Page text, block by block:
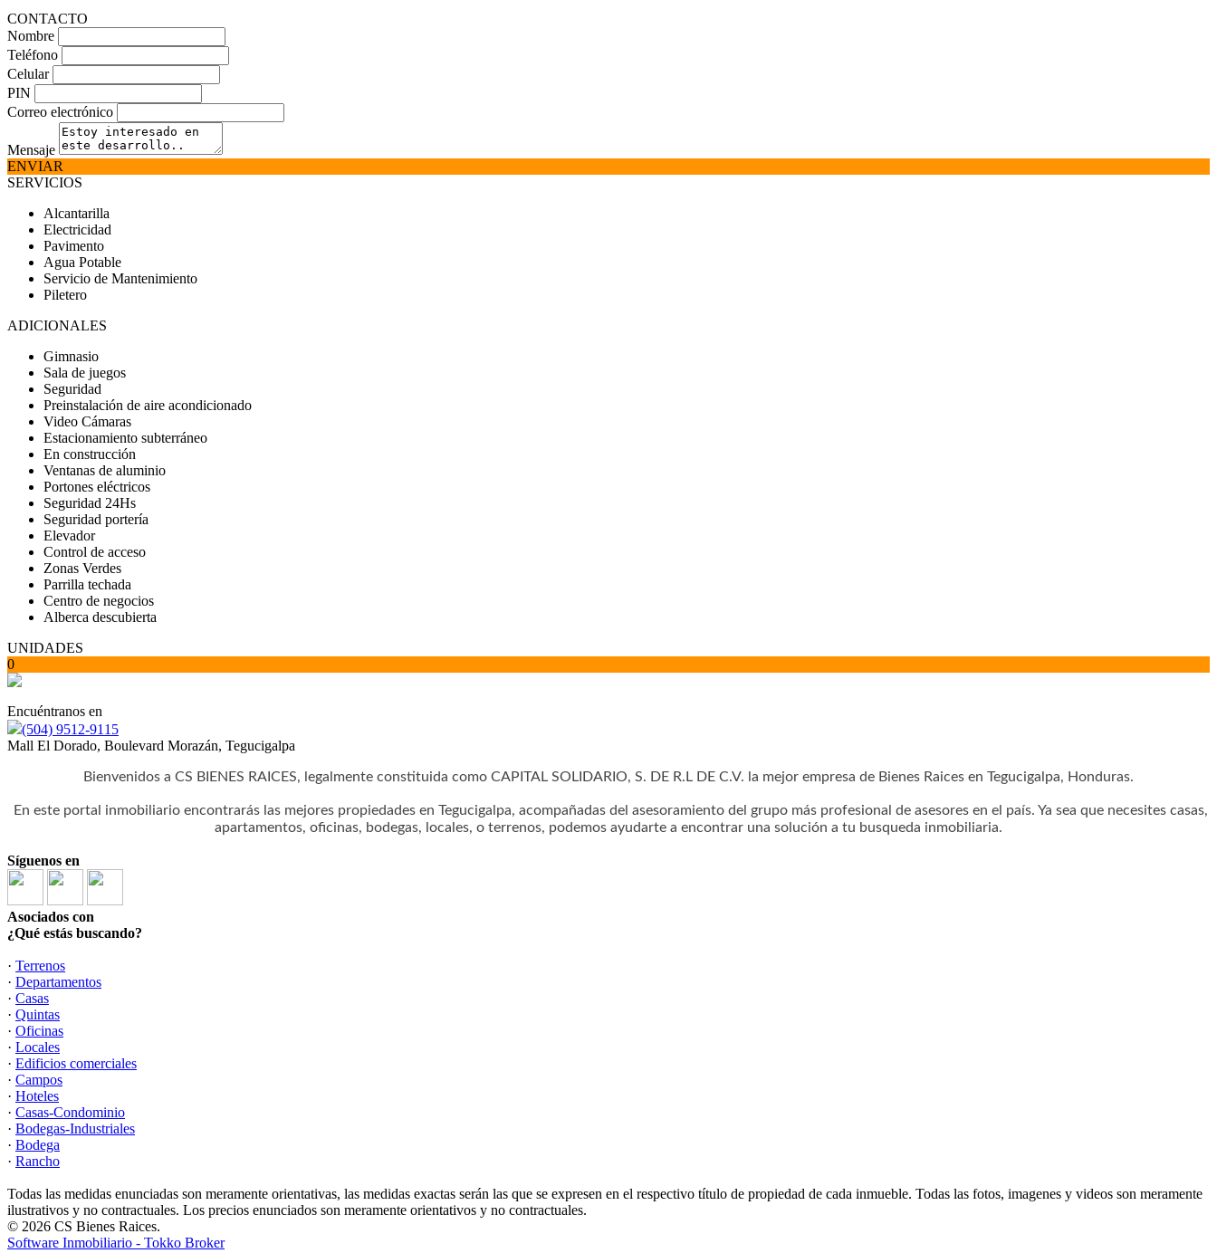
CONTACTO
Nombre
Teléfono
Celular
PIN
Correo electrónico
Mensaje
ENVIAR
SERVICIOS
Alcantarilla
Electricidad
Pavimento
Agua Potable
Servicio de Mantenimiento
Piletero
ADICIONALES
Gimnasio
Sala de juegos
Seguridad
Preinstalación de aire acondicionado
Video Cámaras
Estacionamiento subterráneo
En construcción
Ventanas de aluminio
Portones eléctricos
Seguridad 24Hs
Seguridad portería
Elevador
Control de acceso
Zonas Verdes
Parrilla techada
Centro de negocios
Alberca descubierta
UNIDADES
0
Encuéntranos en
(504) 9512-9115
Mall El Dorado, Boulevard Morazán, Tegucigalpa
Bienvenidos a CS BIENES RAICES, legalmente constituida como CAPITAL SOLIDARIO, S. DE R.L DE C.V. la mejor empresa de Bienes Raices en Tegucigalpa, Honduras.
En este portal inmobiliario encontrarás las mejores propiedades en Tegucigalpa, acompañadas del asesoramiento del grupo más profesional de asesores en el país. Ya sea que necesites casas,
apartamentos, oficinas, bodegas, locales, o terrenos, podemos ayudarte a encontrar una solución a tu busqueda inmobiliaria.
Síguenos en
Asociados con
¿Qué estás buscando?
· Terrenos
· Departamentos
· Casas
· Quintas
· Oficinas
· Locales
· Edificios comerciales
· Campos
· Hoteles
· Casas-Condominio
· Bodegas-Industriales
· Bodega
· Rancho
Todas las medidas enunciadas son meramente orientativas, las medidas exactas serán las que se expresen en el respectivo título de propiedad de cada inmueble. Todas las fotos, imagenes y videos son meramente
ilustrativos y no contractuales. Los precios enunciados son meramente orientativos y no contractuales.
© 2026 CS Bienes Raices.
Software Inmobiliario - Tokko Broker